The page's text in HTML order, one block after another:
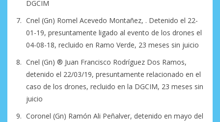
DGCIM
Cnel (Gn) Romel Acevedo Montañez, . Detenido el 22-
01-19, presuntamente ligado al evento de los drones el
04-08-18, recluido en Ramo Verde, 23 meses sin juicio
Cnel (Gn) ®️ Juan Francisco Rodríguez Dos Ramos,
detenido el 22/03/19, presuntamente relacionado en el
caso de los drones, recluido en la DGCIM, 23 meses sin
juicio
Coronel (Gn) Ramón Ali Peñalver, detenido en mayo del